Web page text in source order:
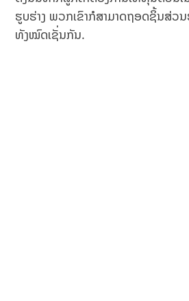
ຮູບຮ່າງ ພວກເຂົາກໍສາມາດຖອດຊິ້ນສ່ວ
ທັງໝົດເຊັ່ນກັນ.